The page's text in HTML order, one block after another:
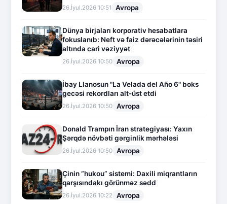
26.İyul.2026 10:51 Avropa
Dünya birjaları korporativ hesabatlara
fokuslanıb: Neft və faiz dərəcələrinin təsiri
altında cari vəziyyət
26.İyul.2026 10:50 Avropa
İbay Llanosun "La Velada del Año 6" boks
gecəsi rekordları alt-üst etdi
26.İyul.2026 10:50 Avropa
Donald Trampın İran strategiyası: Yaxın
Şərqdə növbəti gərginlik mərhələsi
26.İyul.2026 10:50 Avropa
Çinin “hukou” sistemi: Daxili miqrantların
qarşısındakı görünməz sədd
26.İyul.2026 10:22 Avropa